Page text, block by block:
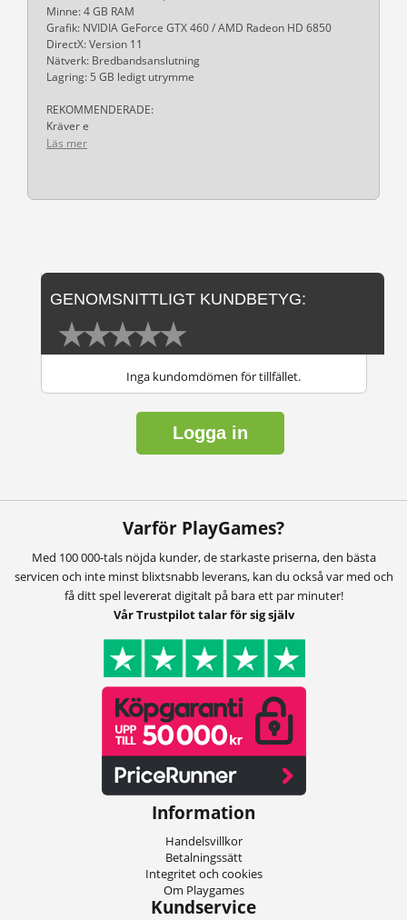
Minne: 4 GB RAM
Grafik: NVIDIA GeForce GTX 460 / AMD Radeon HD 6850
DirectX: Version 11
Nätverk: Bredbandsanslutning
Lagring: 5 GB ledigt utrymme
REKOMMENDERADE:
Kräver e
Läs mer
GENOMSNITTLIGT KUNDBETYG:
Inga kundomdömen för tillfället.
Logga in
Varför PlayGames?
Med 100 000-tals nöjda kunder, de starkaste priserna, den bästa
servicen och inte minst blixtsnabb leverans, kan du också var med och
få ditt spel levererat digitalt på bara ett par minuter!
Vår Trustpilot talar för sig själv
Information
Handelsvillkor
Betalningssätt
Integritet och cookies
Om Playgames
Kundservice